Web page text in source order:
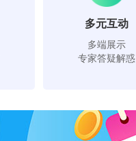
多元互动
多端展示
专家答疑解惑